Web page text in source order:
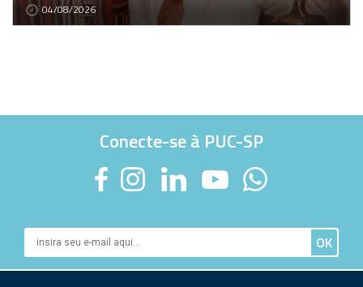
04/08/2026
Conecte-se à PUC-SP